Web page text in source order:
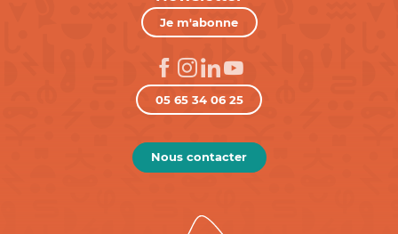
Je m'abonne
05 65 34 06 25
Nous contacter